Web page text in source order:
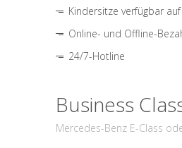
Kindersitze verfügbar
Online- und Offline-
24/7-Hotline
Business
Mercedes-Benz E-Class